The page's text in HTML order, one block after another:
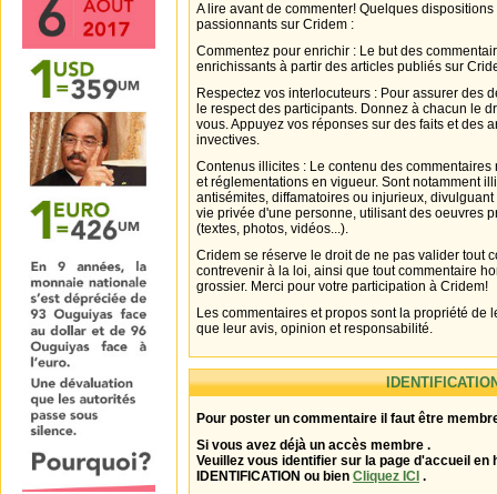
A lire avant de commenter! Quelques
passionnants sur Cridem :
Commentez pour enrichir : Le but des
enrichissants à partir des articles publiés sur
Respectez vos interlocuteurs : Pour assurer des
le respect des participants. Donnez à chacun le
vous. Appuyez vos réponses sur des faits et des
invectives.
Contenus illicites : Le contenu des
et réglementations en vigueur. Sont notamment
antisémites, diffamatoires ou injurieux,
vie privée d'une personne, utilisant des oeuvres
(textes, photos, vidéos...).
Cridem se réserve le droit de ne pas valider tout
contrevenir à la loi, ainsi que tout commentaire
grossier. Merci pour votre participation à Cridem!
Les commentaires et propos sont la propriété de
que leur avis, opinion et responsabilité.
Pour poster un commentaire il faut être
Si vous avez déjà un accès membre .
Veuillez vous identifier sur la page d'accueil en
IDENTIFICATION ou bien Cliquez ICI .